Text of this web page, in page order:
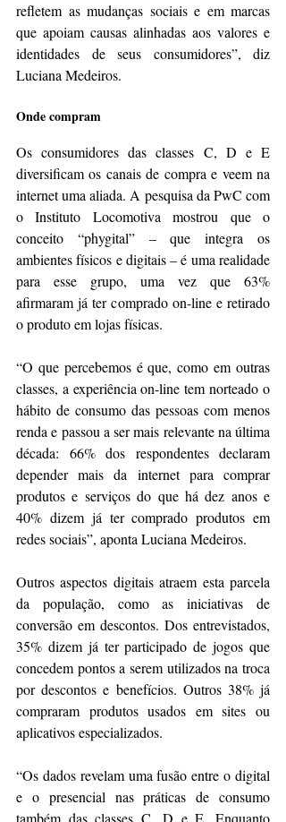
refletem as mudanças sociais e em marcas
que apoiam causas alinhadas aos valores e
identidades de seus consumidores”, diz
Luciana Medeiros.
Onde compram
Os consumidores das classes C, D e E
diversificam os canais de compra e veem na
internet uma aliada. A pesquisa da PwC com
o Instituto Locomotiva mostrou que o
conceito “phygital” – que integra os
ambientes físicos e digitais – é uma realidade
para esse grupo, uma vez que 63%
afirmaram já ter comprado on-line e retirado
o produto em lojas físicas.
“O que percebemos é que, como em outras
classes, a experiência on-line tem norteado o
hábito de consumo das pessoas com menos
renda e passou a ser mais relevante na última
década: 66% dos respondentes declaram
depender mais da internet para comprar
produtos e serviços do que há dez anos e
40% dizem já ter comprado produtos em
redes sociais”, aponta Luciana Medeiros.
Outros aspectos digitais atraem esta parcela
da população, como as iniciativas de
conversão em descontos. Dos entrevistados,
35% dizem já ter participado de jogos que
concedem pontos a serem utilizados na troca
por descontos e benefícios. Outros 38% já
compraram produtos usados em sites ou
aplicativos especializados.
“Os dados revelam uma fusão entre o digital
e o presencial nas práticas de consumo
também das classes C, D e E. Enquanto